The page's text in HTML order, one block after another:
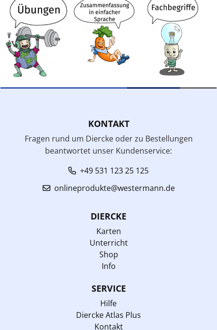
KONTAKT
Fragen rund um Diercke oder zu Bestellungen
beantwortet unser Kundenservice:
+49 531 123 25 125
onlineprodukte@westermann.de
DIERCKE
Karten
Unterricht
Shop
Info
SERVICE
Hilfe
Diercke Atlas Plus
Kontakt